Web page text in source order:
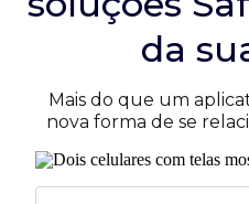
da
Mais do que um
nova forma de se